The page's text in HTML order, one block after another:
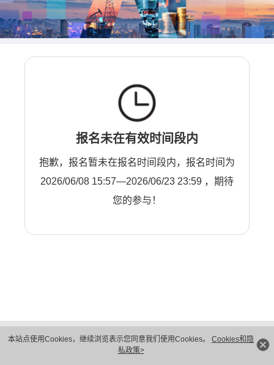
本站点使用Cookies，继续浏览表示您同意我们使用Cookies。 Cookies和隐
私政策>
报名未在有效时间段内
抱歉，报名暂未在报名时间段内，报名时间为
2026/06/08 15:57—2026/06/23 23:59 ，期待
您的参与！
隐私保护
法律声明